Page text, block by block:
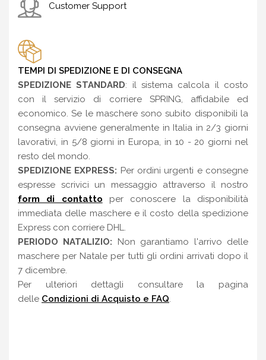
Customer Support
TEMPI DI SPEDIZIONE E DI CONSEGNA
SPEDIZIONE STANDARD: il sistema calcola il costo
con il servizio di corriere SPRING, affidabile ed
economico. Se le maschere sono subito disponibili la
consegna avviene generalmente in Italia in 2/3 giorni
lavorativi, in 5/8 giorni in Europa, in 10 - 20 giorni nel
resto del mondo.
SPEDIZIONE EXPRESS: Per ordini urgenti e consegne
espresse scrivici un messaggio attraverso il nostro
form di contatto per conoscere la disponibilità
immediata delle maschere e il costo della spedizione
Express con corriere DHL.
PERIODO NATALIZIO: Non garantiamo l'arrivo delle
maschere per Natale per tutti gli ordini arrivati dopo il
7 dicembre.
Per ulteriori dettagli consultare la pagina
delle Condizioni di Acquisto e FAQ.